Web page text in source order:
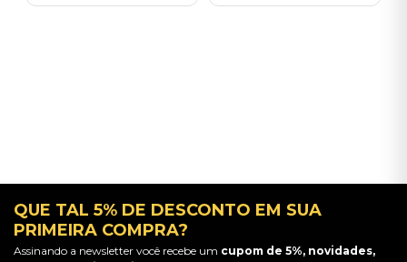
QUE TAL 5% DE DESCONTO EM SUA
PRIMEIRA COMPRA?
Assinando a newsletter você recebe um cupom de 5%, novidades,